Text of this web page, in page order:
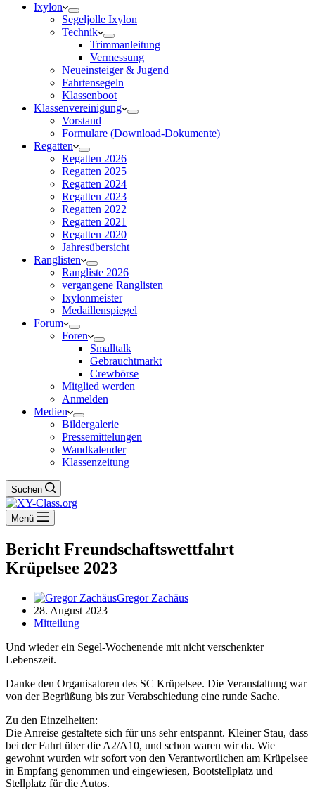
Ixylon
Segeljolle Ixylon
Technik
Trimmanleitung
Vermessung
Neueinsteiger & Jugend
Fahrtensegeln
Klassenboot
Klassenvereinigung
Vorstand
Formulare (Download-Dokumente)
Regatten
Regatten 2026
Regatten 2025
Regatten 2024
Regatten 2023
Regatten 2022
Regatten 2021
Regatten 2020
Jahresübersicht
Ranglisten
Rangliste 2026
vergangene Ranglisten
Ixylonmeister
Medaillenspiegel
Forum
Foren
Smalltalk
Gebrauchtmarkt
Crewbörse
Mitglied werden
Anmelden
Medien
Bildergalerie
Pressemittelungen
Wandkalender
Klassenzeitung
Suchen
Menü
Bericht Freundschaftswettfahrt
Krüpelsee 2023
Gregor Zachäus
28. August 2023
Mitteilung
Und wieder ein Segel-Wochenende mit nicht verschenkter
Lebenszeit.
Danke den Organisatoren des SC Krüpelsee. Die Veranstaltung war
von der Begrüßung bis zur Verabschiedung eine runde Sache.
Zu den Einzelheiten:
Die Anreise gestaltete sich für uns sehr entspannt. Kleiner Stau, dass
bei der Fahrt über die A2/A10, und schon waren wir da. Wie
gewohnt wurden wir sofort von den Verantwortlichen am Krüpelsee
in Empfang genommen und eingewiesen, Bootstellplatz und
Stellplatz für die Autos.